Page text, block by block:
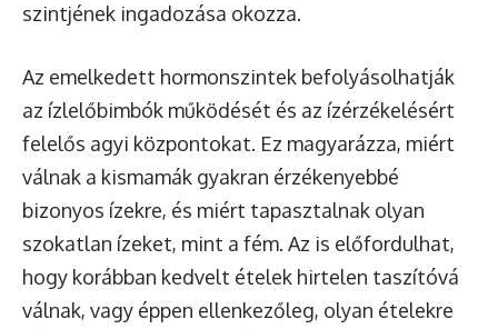
szintjének ingadozása okozza.
Az emelkedett hormonszintek befolyásolhatják
az ízlelőbimbók működését és az ízérzékelésért
felelős agyi központokat. Ez magyarázza, miért
válnak a kismamák gyakran érzékenyebbé
bizonyos ízekre, és miért tapasztalnak olyan
szokatlan ízeket, mint a fém. Az is előfordulhat,
hogy korábban kedvelt ételek hirtelen taszítóvá
válnak, vagy éppen ellenkezőleg, olyan ételekre